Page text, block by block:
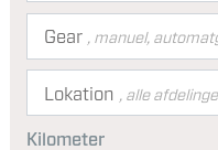
Kilometer
Gear , manuel,
Lokation , alle